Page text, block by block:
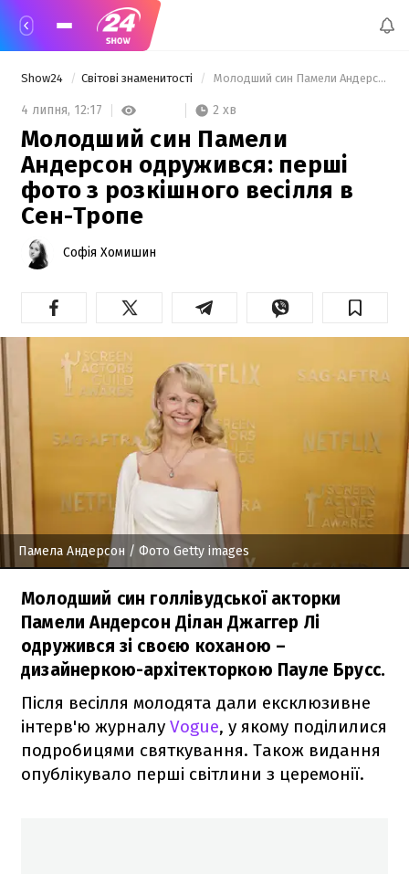
Show24 Світові знаменитості Молодший син Памели Андерсон одружився: перші фото з розкішного весілля в Сен-Тропе
4 липня, 12:17 2 хв
Молодший син Памели
Андерсон одружився: перші
фото з розкішного весілля в
Сен-Тропе
Софія Хомишин
Памела Андерсон / Фото Getty images
Молодший син голлівудської акторки
Памели Андерсон Ділан Джаггер Лі
одружився зі своєю коханою –
дизайнеркою-архітекторкою Пауле Брусс.
Після весілля молодята дали ексклюзивне
інтерв'ю журналу Vogue, у якому поділилися
подробицями святкування. Також видання
опублікувало перші світлини з церемонії.